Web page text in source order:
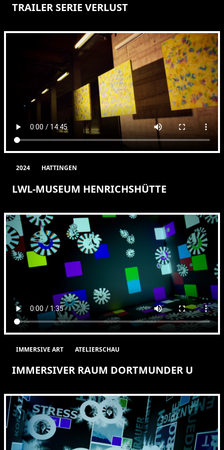
TRAILER SERIE VERLUST
2024 HATTINGEN
LWL-MUSEUM HENRICHSHÜTTE
IMMERSIVE ART ATELIERSCHAU
IMMERSIVER RAUM DORTMUNDER U